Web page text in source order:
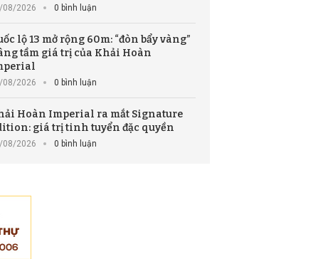
08/2026 0 bình luận
lộ 13 mở rộng 60m: “đòn bẩy vàng”
tầm giá trị của Khải Hoàn
08/2026 0 bình luận
Hoàn Imperial ra mắt Signature
giá trị tinh tuyển đặc quyền
08/2026 0 bình luận